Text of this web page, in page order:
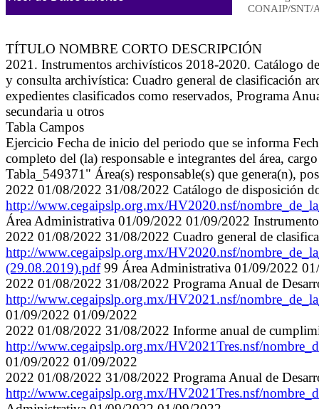
CONAIP/SNT/
TÍTULO NOMBRE CORTO DESCRIPCIÓN
2021. Instrumentos archivísticos 2018-2020. Catálogo
y consulta archivística: Cuadro general de clasificación
expedientes clasificados como reservados, Programa
secundaria u otros
Tabla Campos
Ejercicio Fecha de inicio del periodo que se informa
completo del (la) responsable e integrantes del área,
Tabla_549371" Área(s) responsable(s) que genera(n),
2022 01/08/2022 31/08/2022 Catálogo de disposición
http://www.cegaipslp.org.mx/HV2020.nsf/
Área Administrativa 01/09/2022 01/09/2022
2022 01/08/2022 31/08/2022 Cuadro general de
http://www.cegaipslp.org.mx/HV2020.nsf/
(29.08.2019).pdf99 Área Administrativa 01/09/2022
2022 01/08/2022 31/08/2022 Programa Anual de
http://www.cegaipslp.org.mx/HV2021.nsf/
01/09/2022 01/09/2022
2022 01/08/2022 31/08/2022 Informe anual de
http://www.cegaipslp.org.mx/HV2021Tres.nsf/
01/09/2022 01/09/2022
2022 01/08/2022 31/08/2022 Programa Anual de
http://www.cegaipslp.org.mx/HV2021Tres.nsf/